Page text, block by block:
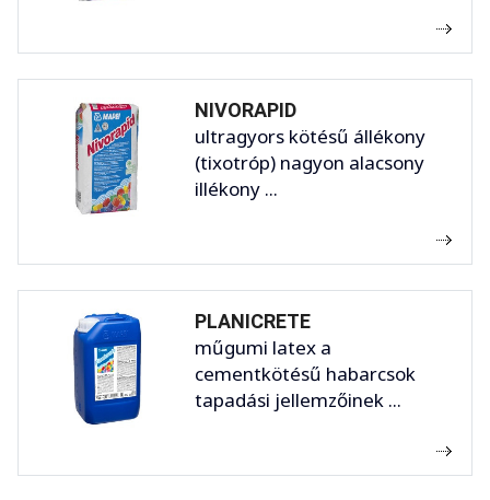
NIVORAPID
ultragyors kötésű állékony
(tixotróp) nagyon alacsony
illékony ...
PLANICRETE
műgumi latex a
cementkötésű habarcsok
tapadási jellemzőinek ...